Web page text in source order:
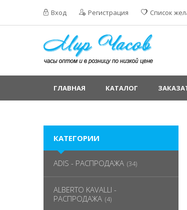
Вход Регистрация Список
ГЛАВНАЯ КАТАЛОГ
КАТЕГОРИИ
ADIS - РАСПРОДАЖА (34)
ALBERTO KAVALLI -
РАСПРОДАЖА (4)